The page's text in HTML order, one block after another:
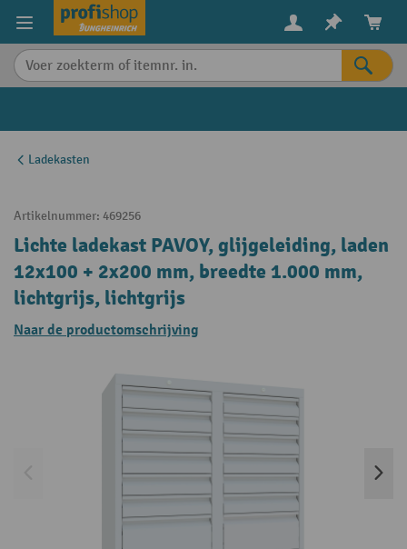
content
Ladekasten
Artikelnummer: 469256
Lichte ladekast PAVOY, glijgeleiding, laden
12x100 + 2x200 mm, breedte 1.000 mm,
lichtgrijs, lichtgrijs
Naar de productomschrijving